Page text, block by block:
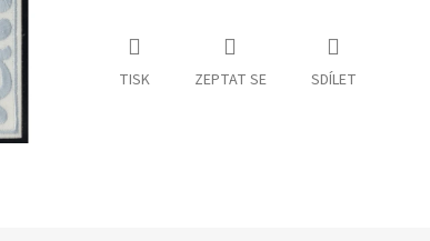
TISK ZEPTAT SE SDÍLET